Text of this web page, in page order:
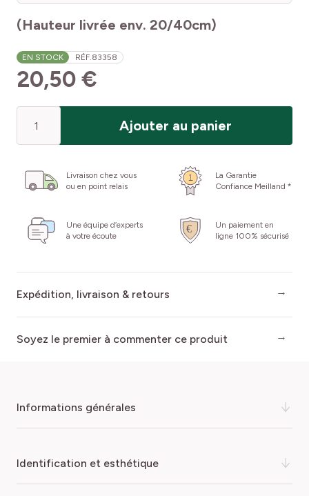
(Hauteur livrée env. 20/40cm)
EN STOCK RÉF.83358
20,50 €
Ajouter au panier
Livraison chez vous
ou en point relais
La Garantie
Confiance Meilland *
Une équipe d’experts
à votre écoute
Un paiement en
ligne 100% sécurisé
Expédition, livraison & retours
Soyez le premier à commenter ce produit
informations générales
LeLeptospermum scoparium ‘Martini’
arbre
identification et esthétique